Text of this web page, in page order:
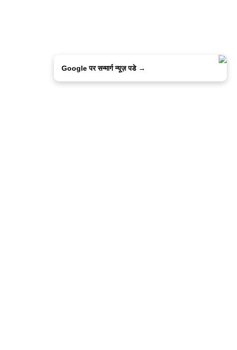
Google पर सन्मार्ग न्यूज़ पडे →